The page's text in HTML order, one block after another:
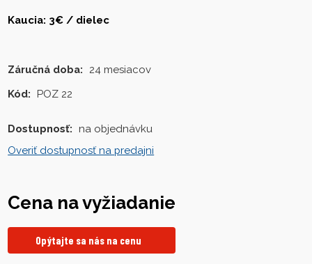
Kaucia: 3€ / dielec
Záručná doba:
24 mesiacov
Kód:
POZ 22
Dostupnosť:
na objednávku
Overiť dostupnosť na predajni
Cena na vyžiadanie
Opýtajte sa nás na cenu